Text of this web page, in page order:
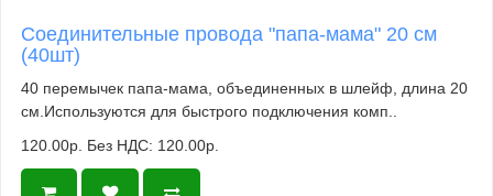
Соединительные провода "папа-мама" 20 см
(40шт)
40 перемычек папа-мама, объединенных в шлейф, длина 20
см.Используются для быстрого подключения комп..
120.00р. Без НДС: 120.00р.